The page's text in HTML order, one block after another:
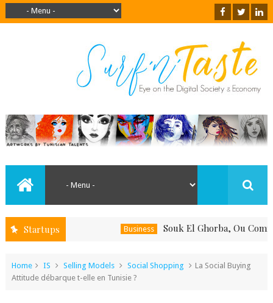
Startups Business Souk El Ghorba, Ou Comment
Home IS Selling Models Social Shopping
La Social Buying
Attitude débarque t-elle en Tunisie ?